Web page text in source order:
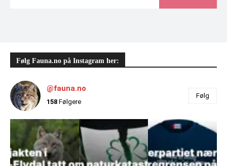
Følg Fauna.no på Instagram her:
@fauna.no
158 Følgere
Følg